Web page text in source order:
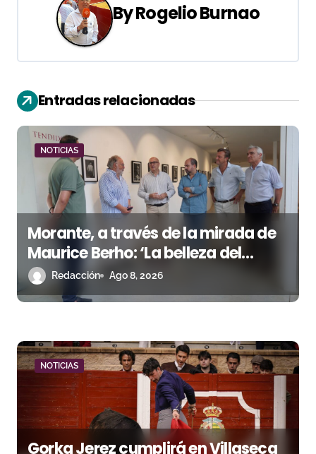
ó
n
d
a
a
s
ByRogelio Burnao
Entradas relacionadas
NOTICIAS
Morante, a través de la mirada de
Maurice Berho: ‘La belleza del
misterio’ llega a La Malagueta
Redacción Ago 8, 2026
NOTICIAS
Gorka Jerez cumplirá en Villaseca